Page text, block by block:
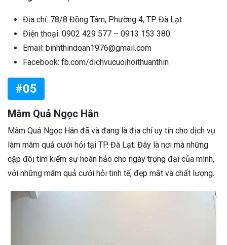
Địa chỉ: 78/8 Đồng Tâm, Phường 4, TP. Đà Lạt
Điện thoại: 0902 429 577 – 0913 153 380
Email: binhthindoan1976@gmail.com
Facebook: fb.com/dichvucuoihoithuanthin
#05
Mâm Quả Ngọc Hân
Mâm Quả Ngọc Hân đã và đang là địa chỉ uy tín cho dịch vụ
làm mâm quả cưới hỏi tại TP. Đà Lạt. Đây là nơi mà những
cặp đôi tìm kiếm sự hoàn hảo cho ngày trọng đại của mình,
với những mâm quả cưới hỏi tinh tế, đẹp mắt và chất lượng.